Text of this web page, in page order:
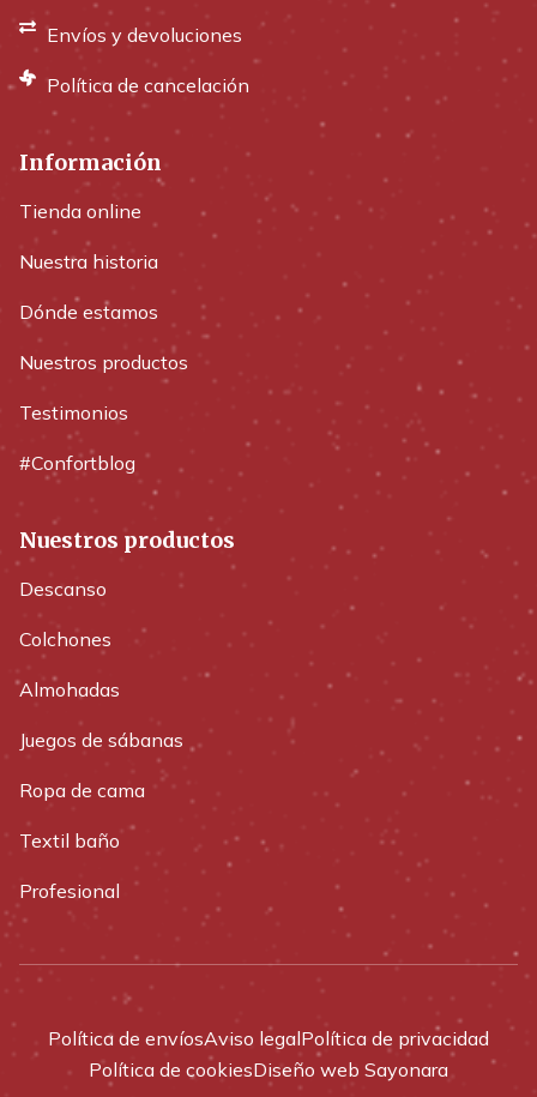
Envíos y devoluciones
Política de cancelación
Información
Tienda online
Nuestra historia
Dónde estamos
Nuestros productos
Testimonios
#Confortblog
Nuestros productos
Descanso
Colchones
Almohadas
Juegos de sábanas
Ropa de cama
Textil baño
Profesional
Política de envíosAviso legalPolítica de privacidad
Política de cookiesDiseño web Sayonara